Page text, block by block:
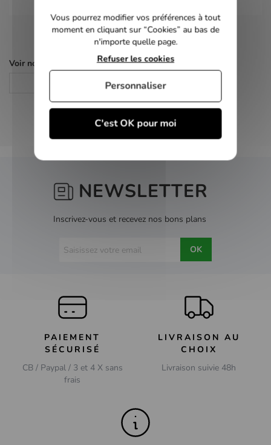
Voir nos autres pages :
NEWSLETTER
Inscrivez-vous et recevez nos bons plans
OK
PAIEMENT
SÉCURISÉ
CB / Paypal / 3 et 4 X sans
frais
LIVRAISON AU
CHOIX
Livraison suivie 48h
Vous pourrez modifier vos préférences à tout
moment en cliquant sur “Cookies” au bas de
n'importe quelle page.
C'est OK pour moi
Refuser les cookies
Personnaliser